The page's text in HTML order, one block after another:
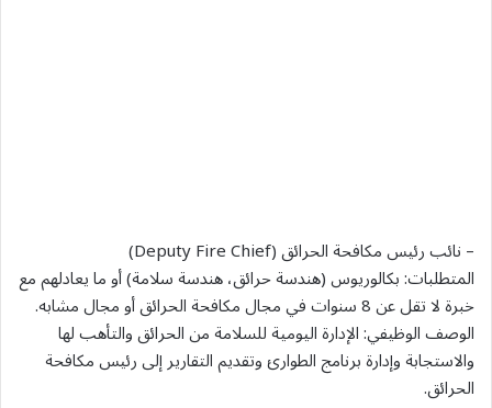
– نائب رئيس مكافحة الحرائق (Deputy Fire Chief)
المتطلبات: بكالوريوس (هندسة حرائق، هندسة سلامة) أو ما يعادلهم مع
خبرة لا تقل عن 8 سنوات في مجال مكافحة الحرائق أو مجال مشابه.
الوصف الوظيفي: الإدارة اليومية للسلامة من الحرائق والتأهب لها
والاستجابة وإدارة برنامج الطوارئ وتقديم التقارير إلى رئيس مكافحة
الحرائق.